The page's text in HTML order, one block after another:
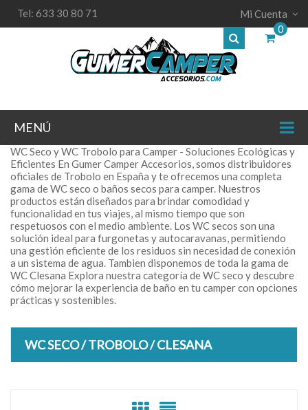
Tel: 633 30 80 71
Mi Cuenta
0
MENÚ
WC Seco y WC Trobolo para Camper - Soluciones Ecológicas y
Eficientes En Gumer Camper Accesorios, somos distribuidores
oficiales de Trobolo en España y te ofrecemos una completa
gama de WC seco o baños secos para camper. Nuestros
productos están diseñados para brindar comodidad y
funcionalidad en tus viajes, al mismo tiempo que son
respetuosos con el medio ambiente. Los WC secos son una
solución ideal para furgonetas y autocaravanas, permitiendo
una gestión eficiente de los residuos sin necesidad de conexión
a un sistema de agua. Tambien disponemos de toda la gama de
WC Clesana Explora nuestra categoría de WC seco y descubre
cómo mejorar la experiencia de baño en tu camper con opciones
prácticas y sostenibles.
WC SECO / TROBOLO / CLESANA